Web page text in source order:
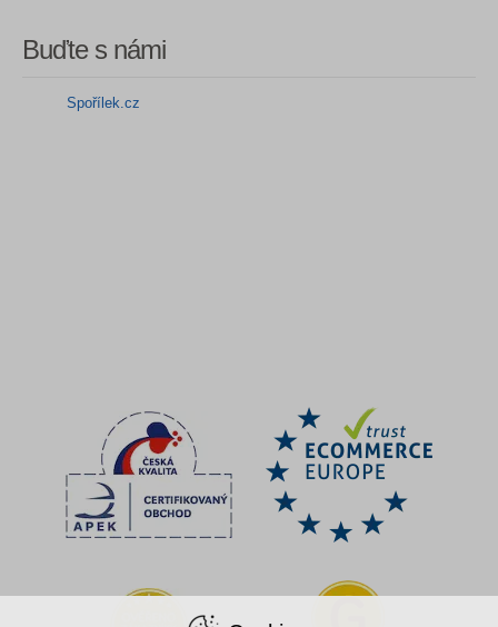
Buďte s námi
Spořílek.cz